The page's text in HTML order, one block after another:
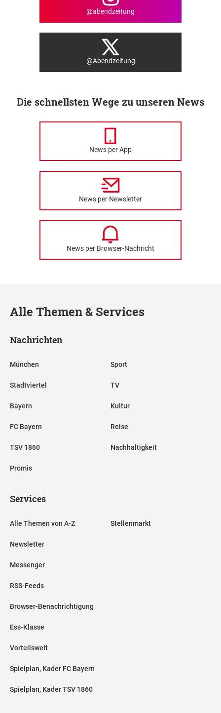
@abendzeitung
@Abendzeitung
Die schnellsten Wege zu unseren News
News per App
News per Newsletter
News per Browser-Nachricht
Alle Themen & Services
Nachrichten
München
Stadtviertel
Bayern
FC Bayern
TSV 1860
Promis
Sport
TV
Kultur
Reise
Nachhaltigkeit
Services
Alle Themen von A-Z
Newsletter
Messenger
RSS-Feeds
Browser-Benachrichtigung
Ess-Klasse
Vorteilswelt
Spielplan, Kader FC Bayern
Spielplan, Kader TSV 1860
Stellenmarkt